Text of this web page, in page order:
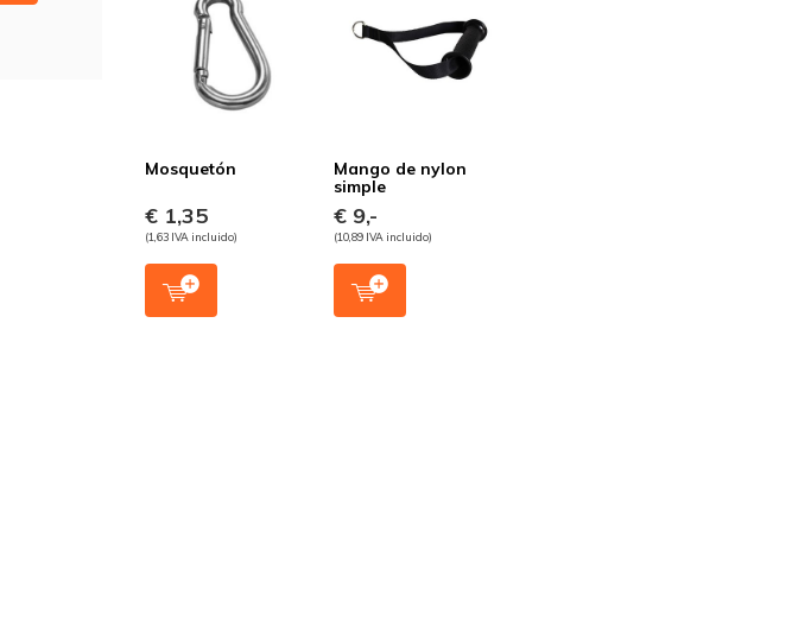
Mosquetón
€ 1,35
(1,63 IVA incluido)
Mango de nylon
simple
€ 9,-
(10,89 IVA incluido)